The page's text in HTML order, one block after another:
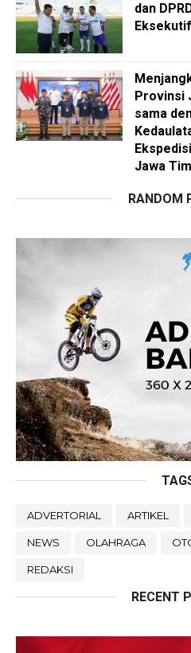
dan
Provinsi
sama
Jawa
RANDOM
ADVERTORIAL ARTIKEL
NEWS OLAHRAGA
REDAKSI
RECENT